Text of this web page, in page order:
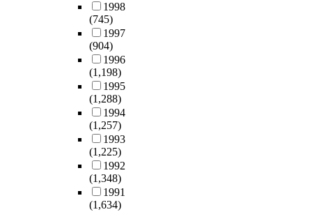
1998
(745)
1997
(904)
1996
(1,198)
1995
(1,288)
1994
(1,257)
1993
(1,225)
1992
(1,348)
1991
(1,634)